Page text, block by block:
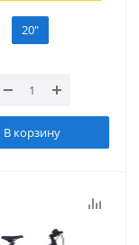
20"
В корзину